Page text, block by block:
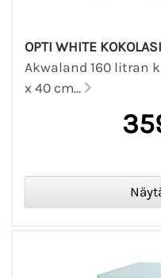
OPTI WHITE
Akwaland 160 litran
x 40 cm...